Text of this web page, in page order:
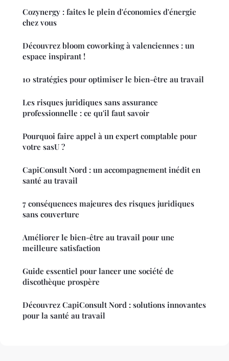
Cozynergy : faites le plein d'économies d'énergie
chez vous
Découvrez bloom coworking à valenciennes : un
espace inspirant !
10 stratégies pour optimiser le bien-être au travail
Les risques juridiques sans assurance
professionnelle : ce qu'il faut savoir
Pourquoi faire appel à un expert comptable pour
votre sasU ?
CapiConsult Nord : un accompagnement inédit en
santé au travail
7 conséquences majeures des risques juridiques
sans couverture
Améliorer le bien-être au travail pour une
meilleure satisfaction
Guide essentiel pour lancer une société de
discothèque prospère
Découvrez CapiConsult Nord : solutions innovantes
pour la santé au travail